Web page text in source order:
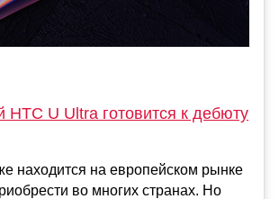
U Ultra готовится к дебюту
находится на европейском рынке
во многих странах. Но